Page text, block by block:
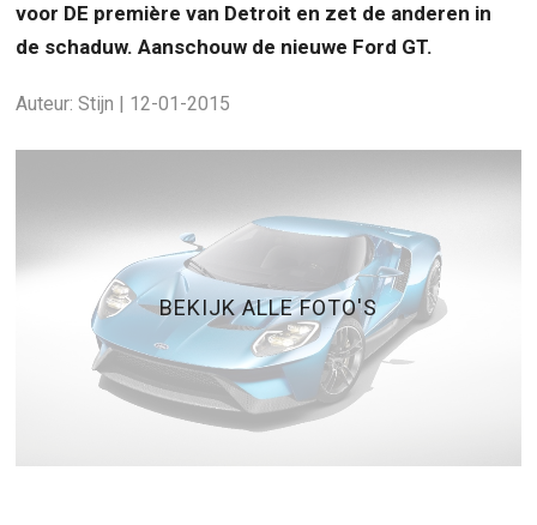
voor DE première van Detroit en zet de anderen in
de schaduw. Aanschouw de nieuwe Ford GT.
Auteur: Stijn | 12-01-2015
BEKIJK ALLE FOTO'S